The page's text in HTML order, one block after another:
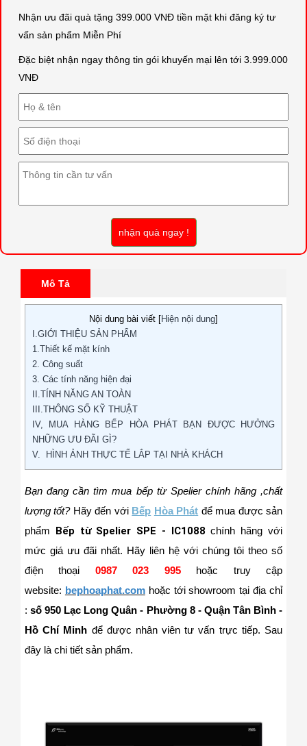
Nhận ưu đãi quà tặng 399.000 VNĐ tiền mặt khi đăng ký tư
vấn sản phẩm Miễn Phí
Đặc biệt nhận ngay thông tin gói khuyến mại lên tới 3.999.000
VNĐ
nhận quà ngay !
Mô Tả
Nội dung bài viết [Hiện nội dung]
I.GIỚI THIỆU SẢN PHẨM
1.Thiết kế mặt kính
2. Công suất
3. Các tính năng hiện đại
II.TÍNH NĂNG AN TOÀN
III.THÔNG SỐ KỸ THUẬT
IV, MUA HÀNG BẾP HÒA PHÁT BẠN ĐƯỢC HƯỞNG
NHỮNG ƯU ĐÃI GÌ?
V. HÌNH ẢNH THỰC TẾ LẮP TẠI NHÀ KHÁCH
Bạn đang cần tìm mua bếp từ Spelier chính hãng ,chất
lượng tốt?Hãy đến với Bếp Hòa Phát để mua được sản
phẩm Bếp từ Spelier SPE - IC1088chính hãng với
mức giá ưu đãi nhất. Hãy liên hệ với chúng tôi theo số
điện thoại
0987 023 995hoặc truy cập
website: bephoaphat.comhoặc tới showroom tại địa chỉ
: số950 Lạc Long Quân - Phường 8 - Quận Tân Bình -
Hồ Chí Minh để được nhân viên tư vấn trực tiếp. Sau
đây là chi tiết sản phẩm.